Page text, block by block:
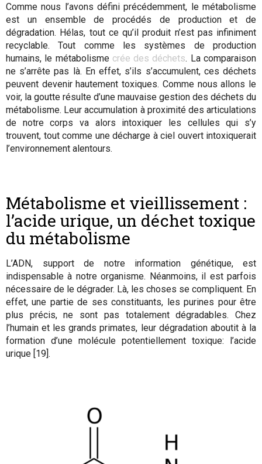
Comme nous l’avons défini précédemment, le métabolisme
est un ensemble de procédés de production et de
dégradation. Hélas, tout ce qu’il produit n’est pas infiniment
recyclable. Tout comme les systèmes de production
humains, le métabolisme crée des déchets. La comparaison
ne s’arrête pas là. En effet, s’ils s’accumulent, ces déchets
peuvent devenir hautement toxiques. Comme nous allons le
voir, la goutte résulte d’une mauvaise gestion des déchets du
métabolisme. Leur accumulation à proximité des articulations
de notre corps va alors intoxiquer les cellules qui s’y
trouvent, tout comme une décharge à ciel ouvert intoxiquerait
l’environnement alentours.
Métabolisme et vieillissement :
l’acide urique, un déchet toxique
du métabolisme
L’ADN, support de notre information génétique, est
indispensable à notre organisme. Néanmoins, il est parfois
nécessaire de le dégrader. Là, les choses se compliquent. En
effet, une partie de ses constituants, les purines pour être
plus précis, ne sont pas totalement dégradables. Chez
l’humain et les grands primates, leur dégradation aboutit à la
formation d’une molécule potentiellement toxique: l’acide
urique [19].